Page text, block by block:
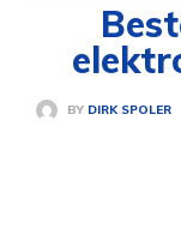
BY DIRK SPOLER